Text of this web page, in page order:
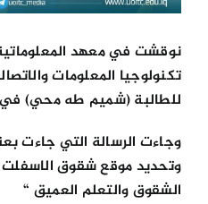
نوقشت في معهد
تكنولوجيا المعلومات
للطالبة (شميم طه محي)
وجاءت الرسالة التي جاءت
وتحديد موقع شقوق
الشقوق والتعلم العميق “